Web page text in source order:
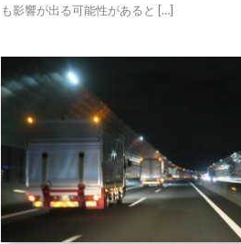
も影響が出る可能性があると […]